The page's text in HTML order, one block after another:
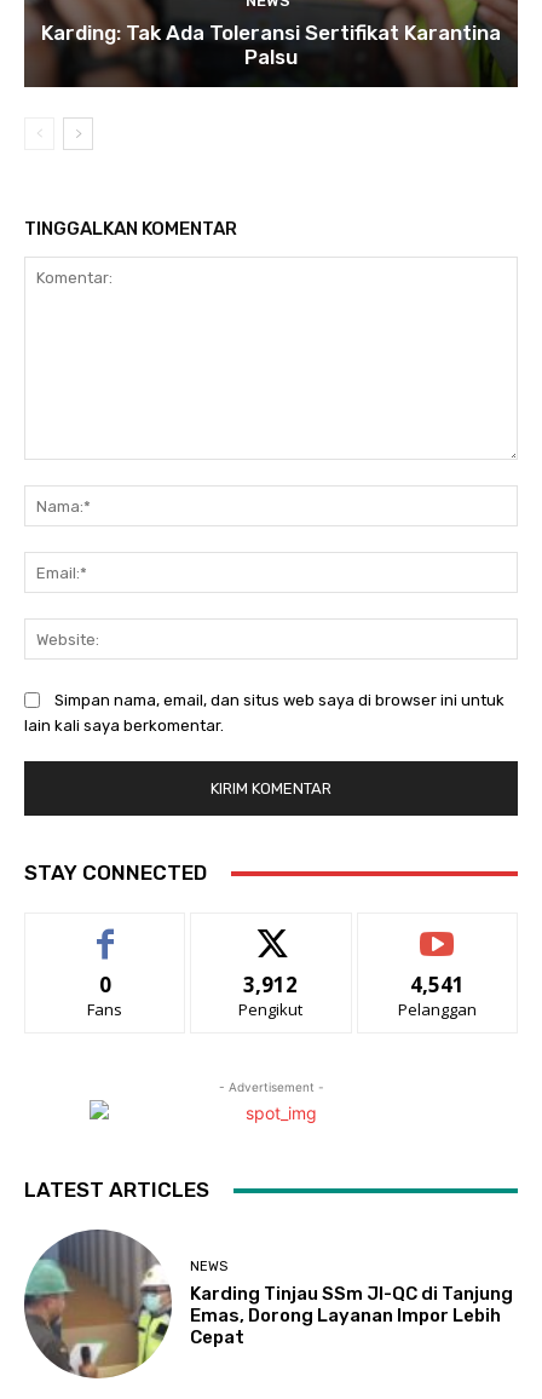
Karding: Tak Ada Toleransi Sertifikat Karantina
Palsu
TINGGALKAN KOMENTAR
Simpan nama, email, dan situs web saya di browser ini untuk
lain kali saya berkomentar.
STAY CONNECTED
0
Fans
3,912
Pengikut
4,541
Pelanggan
- Advertisement -
LATEST ARTICLES
NEWS
Karding Tinjau SSm JI-QC di Tanjung
Emas, Dorong Layanan Impor Lebih
Cepat